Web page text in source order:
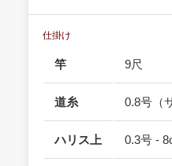
仕掛け
竿 9尺
道糸 0.8号（
ハリス上 0.3号 -